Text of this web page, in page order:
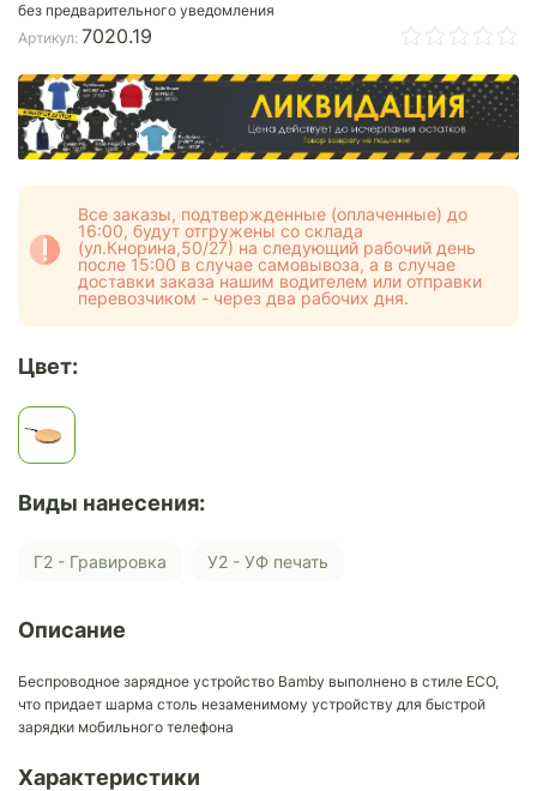
без предварительного уведомления
Артикул: 7020.19
Все заказы, подтвержденные (оплаченные) до
16:00, будут отгружены со склада
(ул.Кнорина,50/27) на следующий рабочий день
после 15:00 в случае самовывоза, а в случае
доставки заказа нашим водителем или отправки
перевозчиком - через два рабочих дня.
Цвет:
Виды нанесения:
Г2 - Гравировка У2 - УФ печать
Описание
Беспроводное зарядное устройство Bamby выполнено в стиле ЕСО,
что придает шарма столь незаменимому устройству для быстрой
зарядки мобильного телефона
Характеристики